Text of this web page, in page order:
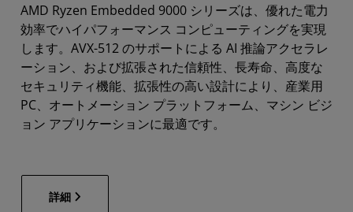
AMD Ryzen Embedded 9000 シリーズは、優れた電力
効率でハイパフォーマンス コンピューティングを実現
します。AVX-512 のサポートによる AI 推論アクセラレ
ーション、および拡張された信頼性、長寿命、高度な
セキュリティ機能、拡張性の高い設計により、産業用
PC、オートメーション プラットフォーム、マシン ビジ
ョン アプリケーションに最適です。
詳細